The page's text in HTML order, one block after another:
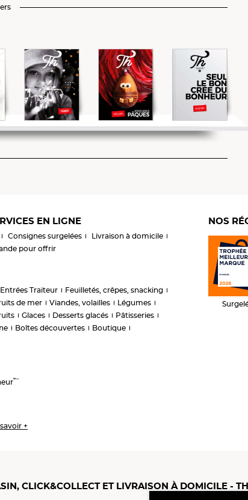
EN LIGNE
Consignes surgelées
Livraison à domicile
pour offrir
Entrées Traiteur
Feuilletés, crêpes, snacking
de mer Viandes, volailles
Légumes
Glaces Desserts glacés
Pâtisseries
Boîtes découvertes
Boutique
™
+
NOS
CLICK&COLLECT ET LIVRAISON À DOMICILE -